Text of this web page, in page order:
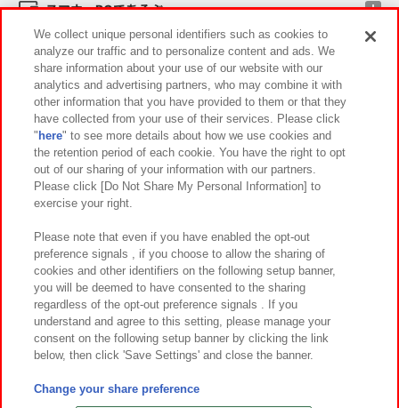
スマホ・PCであそぶ
イベント・キャンペーン
関連会社 サステナビリティ サイトポリシー
プライバシーポリシー ウェブアクセシビリティ方針と検証結果
お取引先さまとともに
カスタマーハラスメント対応方針 よくあるご質問・お問い合わせ
©Bandai Namco Amusement Inc.
©Bandai Namco Amusement Lab Inc.
We collect unique personal identifiers such as cookies to
analyze our traffic and to personalize content and ads. We
share information about your use of our website with our
analytics and advertising partners, who may combine it with
other information that you have provided to them or that they
have collected from your use of their services. Please click
" here" to see more details about how we use cookies and
the retention period of each cookie. You have the right to opt
out of our sharing of your information with our partners.
Please click [Do Not Share My Personal Information] to
exercise your right.
Please note that even if you have enabled the opt-out
preference signals , if you choose to allow the sharing of
cookies and other identifiers on the following setup banner,
you will be deemed to have consented to the sharing
regardless of the opt-out preference signals . If you
understand and agree to this setting, please manage your
consent on the following setup banner by clicking the link
below, then click 'Save Settings' and close the banner.
Change your share preference